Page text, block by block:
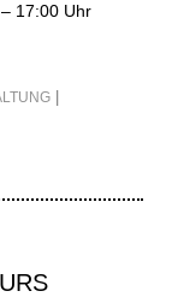
17:00 Uhr